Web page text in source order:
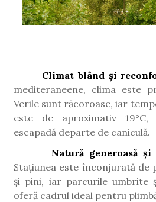
Climat blând și
mediteraneene, clima este
Verile sunt răcoroase, iar
este de aproximativ
escapadă departe de caniculă.
Natură generoasă
Stațiunea este înconjurată de
și pini, iar parcurile umbrite
oferă cadrul ideal pentru